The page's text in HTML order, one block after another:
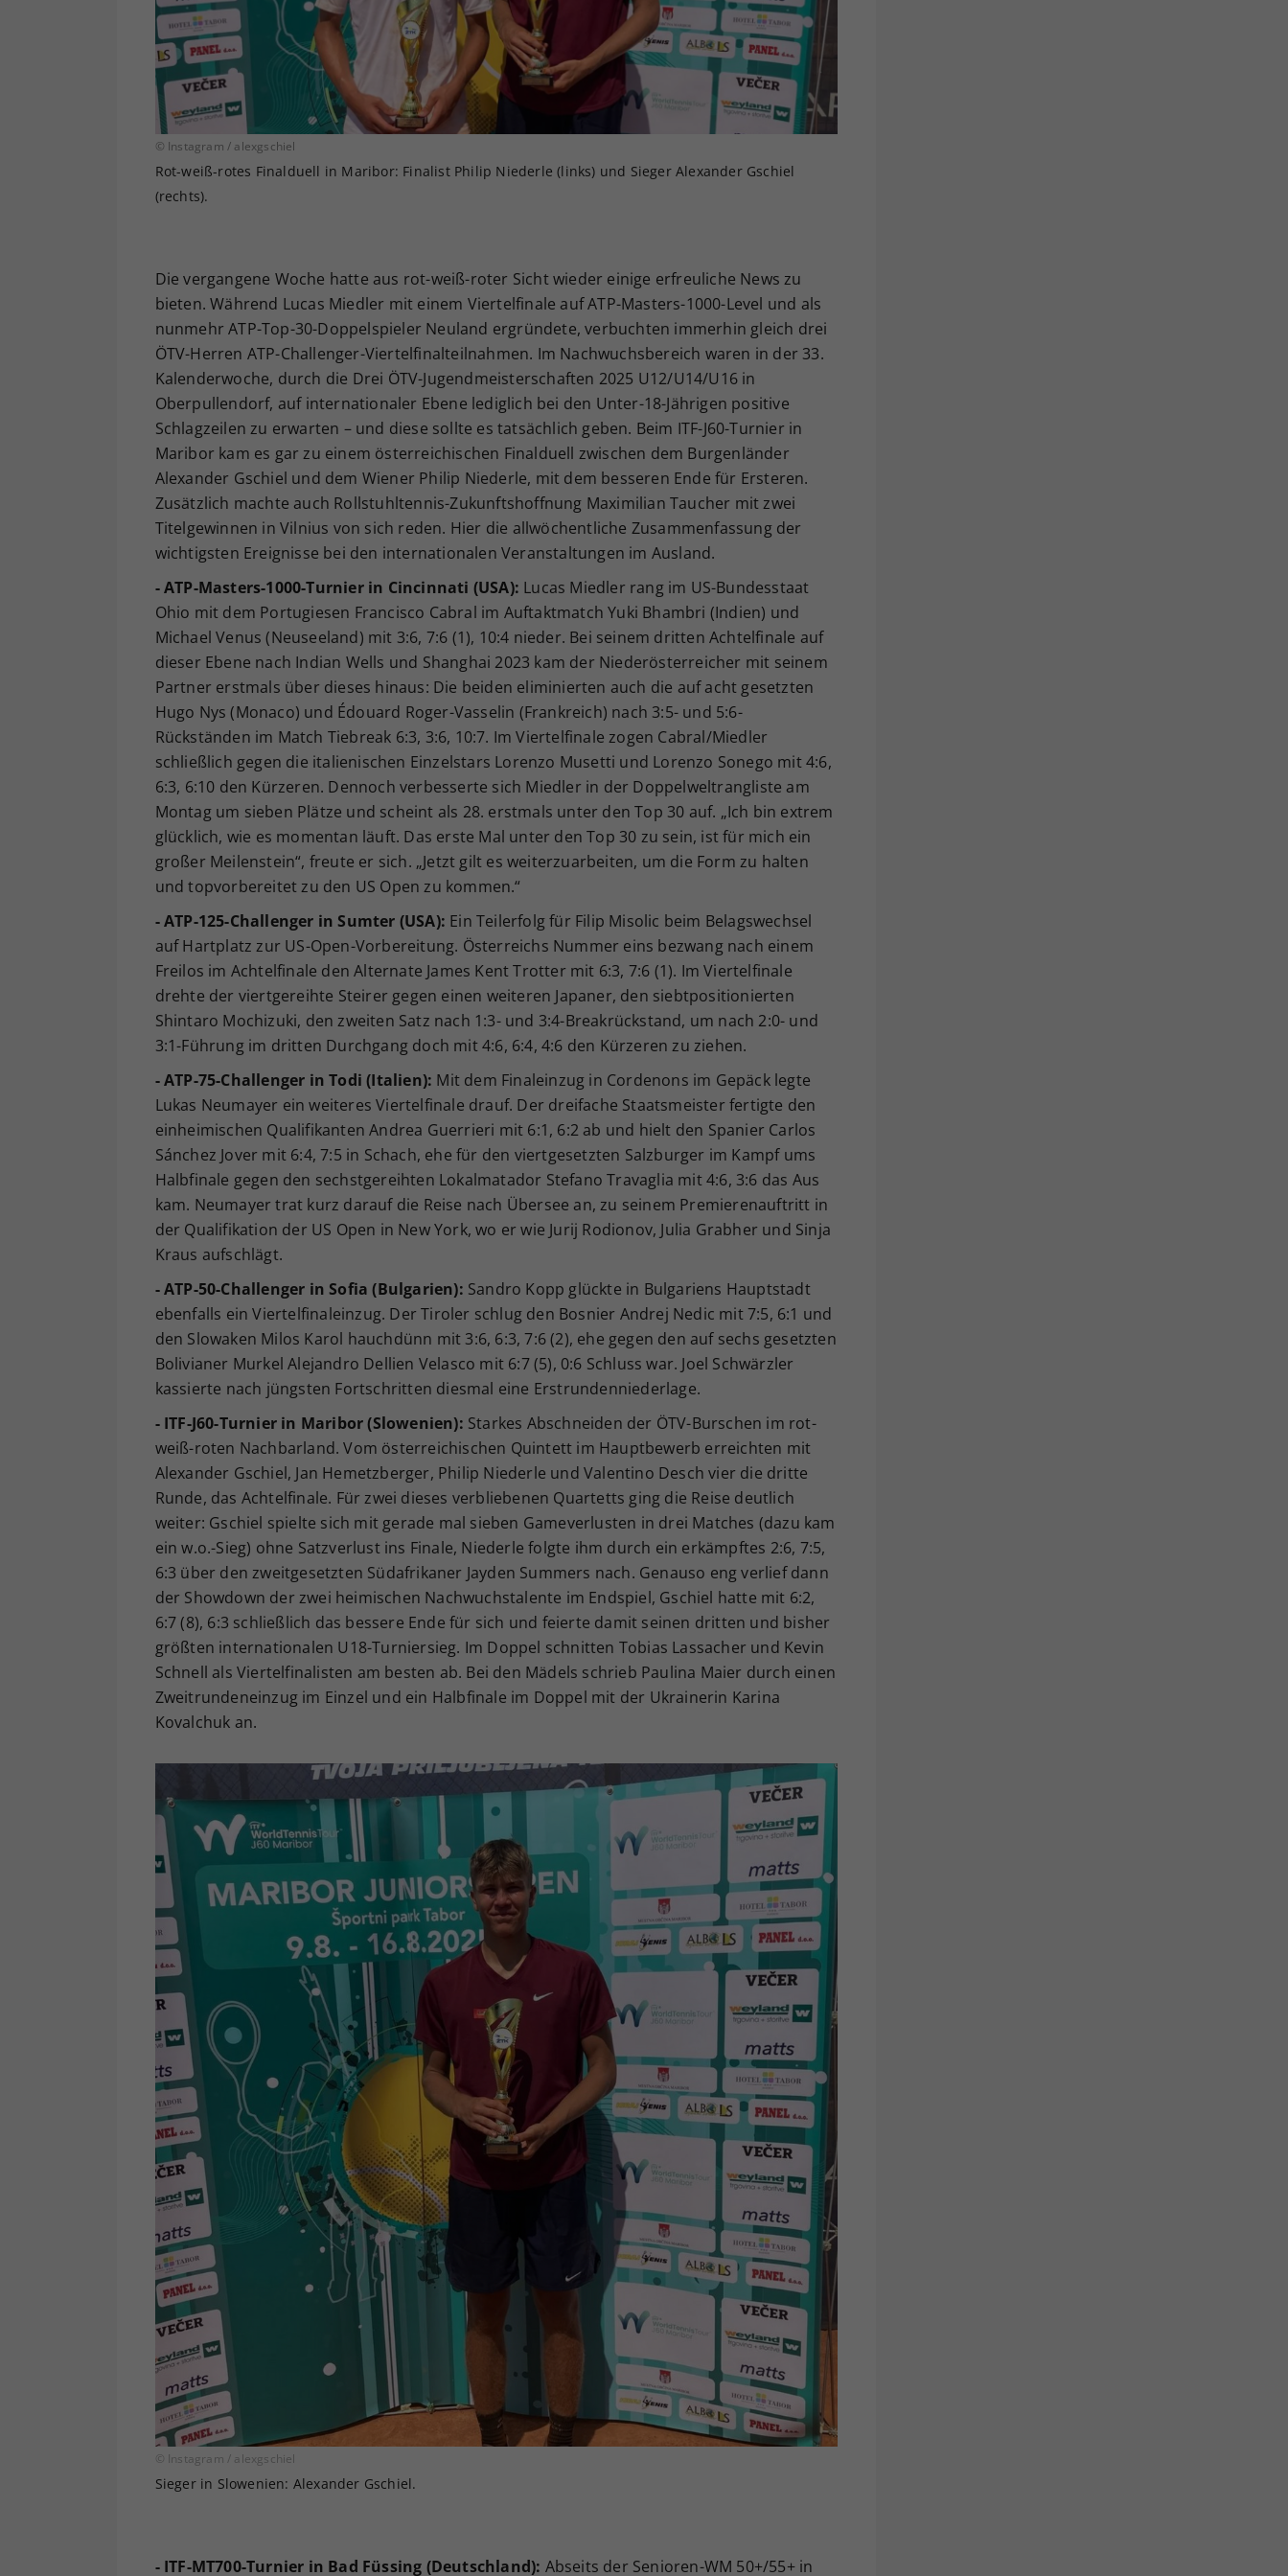
© Instagram / alexgschiel
Rot-weiß-rotes Finalduell in Maribor: Finalist Philip Niederle (links) und Sieger Alexander Gschiel
(rechts).
Die vergangene Woche hatte aus rot-weiß-roter Sicht wieder einige erfreuliche News zu
bieten. Während Lucas Miedler mit einem Viertelfinale auf ATP-Masters-1000-Level und als
nunmehr ATP-Top-30-Doppelspieler Neuland ergründete, verbuchten immerhin gleich drei
ÖTV-Herren ATP-Challenger-Viertelfinalteilnahmen. Im Nachwuchsbereich waren in der 33.
Kalenderwoche, durch die Drei ÖTV-Jugendmeisterschaften 2025 U12/U14/U16 in
Oberpullendorf, auf internationaler Ebene lediglich bei den Unter-18-Jährigen positive
Schlagzeilen zu erwarten – und diese sollte es tatsächlich geben. Beim ITF-J60-Turnier in
Maribor kam es gar zu einem österreichischen Finalduell zwischen dem Burgenländer
Alexander Gschiel und dem Wiener Philip Niederle, mit dem besseren Ende für Ersteren.
Zusätzlich machte auch Rollstuhltennis-Zukunftshoffnung Maximilian Taucher mit zwei
Titelgewinnen in Vilnius von sich reden. Hier die allwöchentliche Zusammenfassung der
wichtigsten Ereignisse bei den internationalen Veranstaltungen im Ausland.
- ATP-Masters-1000-Turnier in Cincinnati (USA): Lucas Miedler rang im US-Bundesstaat
Ohio mit dem Portugiesen Francisco Cabral im Auftaktmatch Yuki Bhambri (Indien) und
Michael Venus (Neuseeland) mit 3:6, 7:6 (1), 10:4 nieder. Bei seinem dritten Achtelfinale auf
dieser Ebene nach Indian Wells und Shanghai 2023 kam der Niederösterreicher mit seinem
Partner erstmals über dieses hinaus: Die beiden eliminierten auch die auf acht gesetzten
Hugo Nys (Monaco) und Édouard Roger-Vasselin (Frankreich) nach 3:5- und 5:6-
Rückständen im Match Tiebreak 6:3, 3:6, 10:7. Im Viertelfinale zogen Cabral/Miedler
schließlich gegen die italienischen Einzelstars Lorenzo Musetti und Lorenzo Sonego mit 4:6,
6:3, 6:10 den Kürzeren. Dennoch verbesserte sich Miedler in der Doppelweltrangliste am
Montag um sieben Plätze und scheint als 28. erstmals unter den Top 30 auf. „Ich bin extrem
glücklich, wie es momentan läuft. Das erste Mal unter den Top 30 zu sein, ist für mich ein
großer Meilenstein“, freute er sich. „Jetzt gilt es weiterzuarbeiten, um die Form zu halten
und topvorbereitet zu den US Open zu kommen.“
- ATP-125-Challenger in Sumter (USA): Ein Teilerfolg für Filip Misolic beim Belagswechsel
auf Hartplatz zur US-Open-Vorbereitung. Österreichs Nummer eins bezwang nach einem
Freilos im Achtelfinale den Alternate James Kent Trotter mit 6:3, 7:6 (1). Im Viertelfinale
drehte der viertgereihte Steirer gegen einen weiteren Japaner, den siebtpositionierten
Shintaro Mochizuki, den zweiten Satz nach 1:3- und 3:4-Breakrückstand, um nach 2:0- und
3:1-Führung im dritten Durchgang doch mit 4:6, 6:4, 4:6 den Kürzeren zu ziehen.
- ATP-75-Challenger in Todi (Italien): Mit dem Finaleinzug in Cordenons im Gepäck legte
Lukas Neumayer ein weiteres Viertelfinale drauf. Der dreifache Staatsmeister fertigte den
einheimischen Qualifikanten Andrea Guerrieri mit 6:1, 6:2 ab und hielt den Spanier Carlos
Sánchez Jover mit 6:4, 7:5 in Schach, ehe für den viertgesetzten Salzburger im Kampf ums
Halbfinale gegen den sechstgereihten Lokalmatador Stefano Travaglia mit 4:6, 3:6 das Aus
kam. Neumayer trat kurz darauf die Reise nach Übersee an, zu seinem Premierenauftritt in
der Qualifikation der US Open in New York, wo er wie Jurij Rodionov, Julia Grabher und Sinja
Kraus aufschlägt.
- ATP-50-Challenger in Sofia (Bulgarien): Sandro Kopp glückte in Bulgariens Hauptstadt
ebenfalls ein Viertelfinaleinzug. Der Tiroler schlug den Bosnier Andrej Nedic mit 7:5, 6:1 und
den Slowaken Milos Karol hauchdünn mit 3:6, 6:3, 7:6 (2), ehe gegen den auf sechs gesetzten
Bolivianer Murkel Alejandro Dellien Velasco mit 6:7 (5), 0:6 Schluss war. Joel Schwärzler
kassierte nach jüngsten Fortschritten diesmal eine Erstrundenniederlage.
- ITF-J60-Turnier in Maribor (Slowenien): Starkes Abschneiden der ÖTV-Burschen im rot-
weiß-roten Nachbarland. Vom österreichischen Quintett im Hauptbewerb erreichten mit
Alexander Gschiel, Jan Hemetzberger, Philip Niederle und Valentino Desch vier die dritte
Runde, das Achtelfinale. Für zwei dieses verbliebenen Quartetts ging die Reise deutlich
weiter: Gschiel spielte sich mit gerade mal sieben Gameverlusten in drei Matches (dazu kam
ein w.o.-Sieg) ohne Satzverlust ins Finale, Niederle folgte ihm durch ein erkämpftes 2:6, 7:5,
6:3 über den zweitgesetzten Südafrikaner Jayden Summers nach. Genauso eng verlief dann
der Showdown der zwei heimischen Nachwuchstalente im Endspiel, Gschiel hatte mit 6:2,
6:7 (8), 6:3 schließlich das bessere Ende für sich und feierte damit seinen dritten und bisher
größten internationalen U18-Turniersieg. Im Doppel schnitten Tobias Lassacher und Kevin
Schnell als Viertelfinalisten am besten ab. Bei den Mädels schrieb Paulina Maier durch einen
Zweitrundeneinzug im Einzel und ein Halbfinale im Doppel mit der Ukrainerin Karina
Kovalchuk an.
© Instagram / alexgschiel
Sieger in Slowenien: Alexander Gschiel.
- ITF-MT700-Turnier in Bad Füssing (Deutschland): Abseits der Senioren-WM 50+/55+ in
Ihrer vorgenommen Einstellungen, falls der
Webseiten-Betreiber dies eingestellt hat.